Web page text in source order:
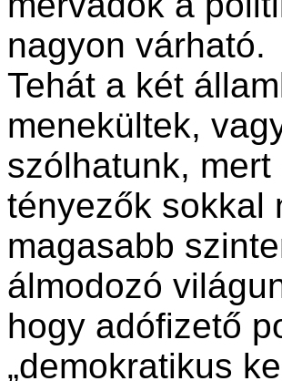
nagyon várható.
Tehát a két
menekültek,
szólhatunk, mert
tényezők sokkal
magasabb
álmodozó
hogy adófizető
„demokratikus